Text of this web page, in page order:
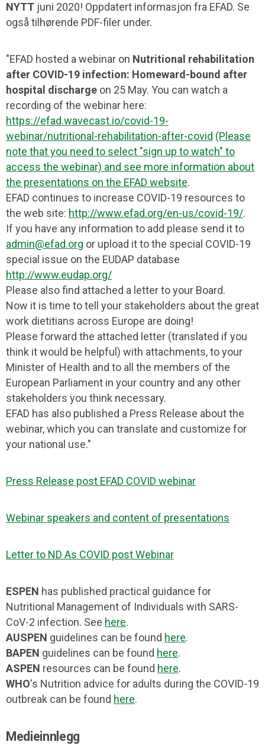
NYTT juni 2020! Oppdatert informasjon fra EFAD. Se
også tilhørende PDF-filer under.
"EFAD hosted a webinar on Nutritional rehabilitation
after COVID-19 infection: Homeward-bound after
hospital discharge on 25 May. You can watch a
recording of the webinar here:
https://efad.wavecast.io/covid-19-
webinar/nutritional-rehabilitation-after-covid (Please
note that you need to select "sign up to watch" to
access the webinar) and see more information about
the presentations on the EFAD website.
EFAD continues to increase COVID-19 resources to
the web site: http://www.efad.org/en-us/covid-19/.
If you have any information to add please send it to
admin@efad.org or upload it to the special COVID-19
special issue on the EUDAP database
http://www.eudap.org/
Please also find attached a letter to your Board.
Now it is time to tell your stakeholders about the great
work dietitians across Europe are doing!
Please forward the attached letter (translated if you
think it would be helpful) with attachments, to your
Minister of Health and to all the members of the
European Parliament in your country and any other
stakeholders you think necessary.
EFAD has also published a Press Release about the
webinar, which you can translate and customize for
your national use."
Press Release post EFAD COVID webinar
Webinar speakers and content of presentations
Letter to ND As COVID post Webinar
ESPEN has published practical guidance for
Nutritional Management of Individuals with SARS-
CoV-2 infection. See here.
AUSPEN guidelines can be found here.
BAPEN guidelines can be found here.
ASPEN resources can be found here.
WHO's Nutrition advice for adults during the COVID-19
outbreak can be found here.
Medieinnlegg